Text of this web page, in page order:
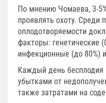
По мнению Чомаева, 3-
проявлять охоту. Среди
оплодотворяемости
факторы: генетические
инфекционные (до 80%)
Каждый день бесплодия
убытками от
также затратами на